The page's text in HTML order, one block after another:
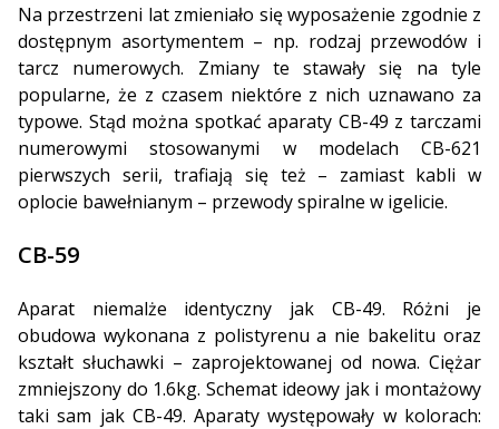
Na przestrzeni lat zmieniało się wyposażenie zgodnie z
dostępnym asortymentem – np. rodzaj przewodów i
tarcz numerowych. Zmiany te stawały się na tyle
popularne, że z czasem niektóre z nich uznawano za
typowe. Stąd można spotkać aparaty CB-49 z tarczami
numerowymi stosowanymi w modelach CB-621
pierwszych serii, trafiają się też – zamiast kabli w
oplocie bawełnianym – przewody spiralne w igelicie.
CB-59
Aparat niemalże identyczny jak CB-49. Różni je
obudowa wykonana z polistyrenu a nie bakelitu oraz
kształt słuchawki – zaprojektowanej od nowa. Ciężar
zmniejszony do 1.6kg. Schemat ideowy jak i montażowy
taki sam jak CB-49. Aparaty występowały w kolorach: